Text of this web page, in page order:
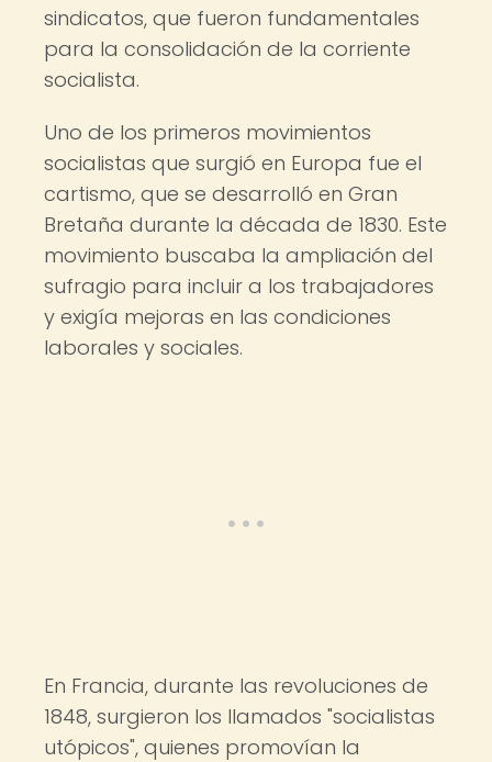
sindicatos, que fueron fundamentales
para la consolidación de la corriente
socialista.
Uno de los primeros movimientos
socialistas que surgió en Europa fue el
cartismo, que se desarrolló en Gran
Bretaña durante la década de 1830. Este
movimiento buscaba la ampliación del
sufragio para incluir a los trabajadores
y exigía mejoras en las condiciones
laborales y sociales.
En Francia, durante las revoluciones de
1848, surgieron los llamados "socialistas
utópicos", quienes promovían la